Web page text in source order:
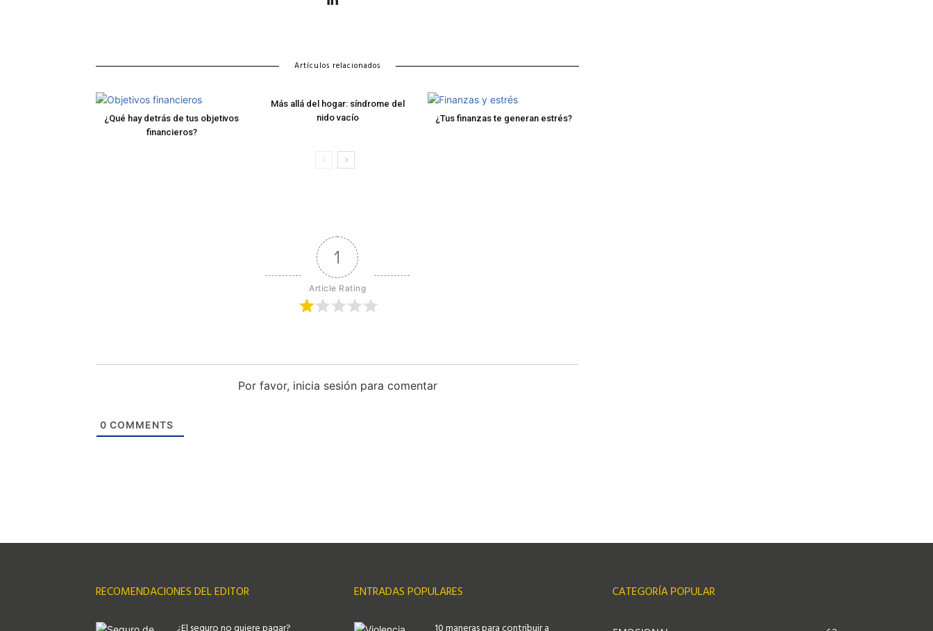
Artículos relacionados
¿Qué hay detrás de tus objetivos
financieros?
Más allá del hogar: síndrome del
nido vacío
¿Tus finanzas te generan estrés?
1
Article Rating
Por favor, inicia sesión para comentar
0 COMMENTS
RECOMENDACIONES DEL EDITOR ENTRADAS POPULARES CATEGORÍA POPULAR